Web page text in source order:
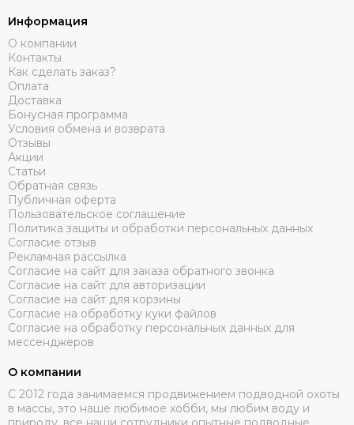
Информация
О компании
Контакты
Как сделать заказ?
Оплата
Доставка
Бонусная программа
Условия обмена и возврата
Отзывы
Акции
Статьи
Обратная связь
Публичная оферта
Пользовательское соглашение
Политика защиты и обработки персональных данных
Согласие отзыв
Рекламная рассылка
Согласие на сайт для заказа обратного звонка
Согласие на сайт для авторизации
Согласие на сайт для корзины
Согласие на обработку куки файлов
Согласие на обработку персональных данных для
мессенджеров
О компании
C 2012 года занимаемся продвижением подводной охоты
в массы, это наше любимое хобби, мы любим воду и